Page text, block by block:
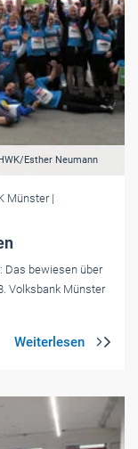
Esther Neumann
Münster|
Das bewiesen über
Volksbank Münster